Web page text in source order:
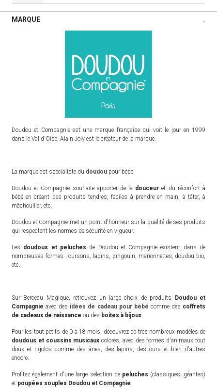
MARQUE -
Doudou et Compagnie est une marque française qui voit le jour en 1999
dans le Val d'Oise. Alain Joly est le créateur de la marque.
La marque est spécialiste du doudou pour bébé.
Doudou et Compagnie souhaite apporter de la douceur et du réconfort à
bébé en créant des produits tendres, faciles à prendre en main, à tâter, à
mâchouiller, etc.
Doudou et Compagnie met un point d'honneur sur la qualité de ses produits
qui respectent les normes de sécurité en vigueur.
Les doudous et peluches de Doudou et Compagnie existent dans de
nombreuses formes : oursons, lapins, pingouin, marionnettes, doudou bio,
etc.
Sur Berceau Magique, retrouvez un large choix de produits Doudou et
Compagnie avec des idées de cadeau pour bébé comme des coffrets
de cadeaux de naissance ou des boites à bijoux
Pour les tout petits de 0 à 18 mois, découvrez de très nombreux modèles de
doudous et coussins musicaux colorés, avec des formes d'animaux tout
doux et rigolos comme des ânes, des lapins, des ours et bien d'autres
encore.
Profitez également d'une large sélection de peluches (classiques, géantes)
et poupées souples Doudou et Compagnie